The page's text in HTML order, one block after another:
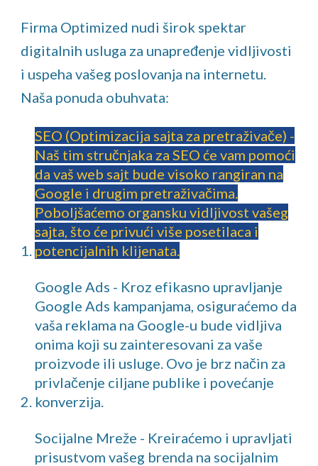
Firma Optimized nudi širok spektar
digitalnih usluga za unapređenje vidljivosti
i uspeha vašeg poslovanja na internetu.
Naša ponuda obuhvata:
SEO (Optimizacija sajta za pretraživače) -
Naš tim stručnjaka za SEO će vam pomoći
da vaš web sajt bude visoko rangiran na
Google i drugim pretraživačima.
Poboljšaćemo organsku vidljivost vašeg
sajta, što će privući više posetilaca i
potencijalnih klijenata.
Google Ads - Kroz efikasno upravljanje
Google Ads kampanjama, osiguraćemo da
vaša reklama na Google-u bude vidljiva
onima koji su zainteresovani za vaše
proizvode ili usluge. Ovo je brz način za
privlačenje ciljane publike i povećanje
konverzija.
Socijalne Mreže - Kreiraćemo i upravljati
prisustvom vašeg brenda na socijalnim